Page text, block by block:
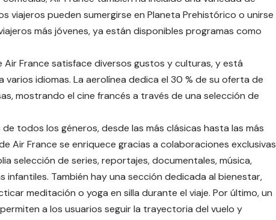
viajeros pueden sumergirse en Planeta Prehistórico o unirse
más jóvenes, ya están disponibles programas como
France satisface diversos gustos y culturas, y está
idiomas. La aerolínea dedica el 30 % de su oferta de
mostrando el cine francés a través de una selección de
todos los géneros, desde las más clásicas hasta las más
Air France se enriquece gracias a colaboraciones exclusivas
selección de series, reportajes, documentales, música,
También hay una sección dedicada al bienestar,
meditación o yoga en silla durante el viaje. Por último, un
a los usuarios seguir la trayectoria del vuelo y